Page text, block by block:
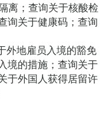
离；查询关于核酸检
询关于健康码；查询
外地雇员入境的豁免
境的措施；查询关于
于外国人获得居留许